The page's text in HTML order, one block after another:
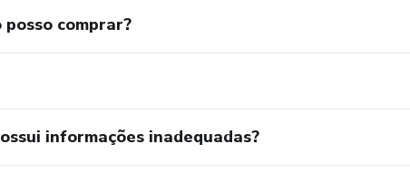
comprar?
informações inadequadas?